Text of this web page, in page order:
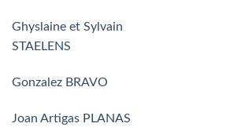
Ghyslaine et Sylvain
STAELENS
Gonzalez BRAVO
Joan Artigas PLANAS